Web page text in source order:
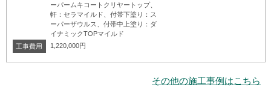
ーパームキコートクリヤートップ、
軒：セラマイルド、付帯下塗り：ス
ーパーザウルス、付帯中上塗り：ダ
イナミックTOPマイルド
工事費用
1,220,000円
その他の施工事例はこちら